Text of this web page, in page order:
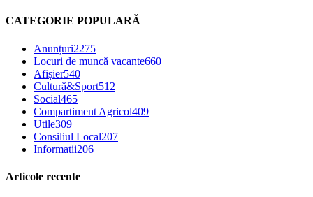
CATEGORIE POPULARĂ
Anunțuri2275
Locuri de muncă vacante660
Afișier540
Cultură&Sport512
Social465
Compartiment Agricol409
Utile309
Consiliul Local207
Informatii206
Articole recente